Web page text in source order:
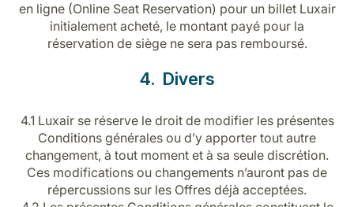
en ligne (Online Seat Reservation) pour un billet Luxair
initialement acheté, le montant payé pour la
réservation de siège ne sera pas remboursé.
4. Divers
4.1 Luxair se réserve le droit de modifier les présentes
Conditions générales ou d’y apporter tout autre
changement, à tout moment et à sa seule discrétion.
Ces modifications ou changements n’auront pas de
répercussions sur les Offres déjà acceptées.